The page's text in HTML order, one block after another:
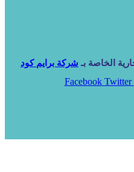
الخاصة بـ شركة برايم كود
Facebook Twitter